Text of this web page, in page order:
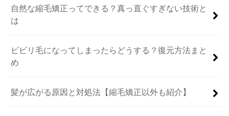
自然な縮毛矯正ってできる？真っ直ぐすぎない技術と
は
ビビリ毛になってしまったらどうする？復元方法まと
め
髪が広がる原因と対処法【縮毛矯正以外も紹介】